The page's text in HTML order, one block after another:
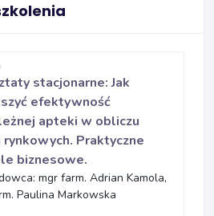
stacjonarne: Jak
efektywność
apteki w obliczu
rynkowych. Praktyczne
biznesowe.
mgr farm. Adrian Kamola,
Paulina Markowska